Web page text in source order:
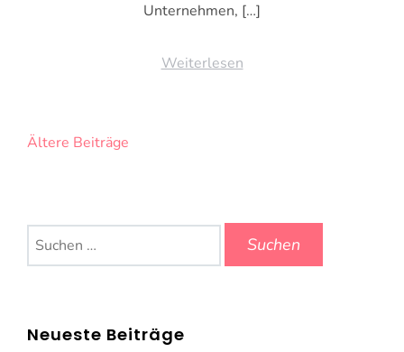
Unternehmen, […]
Weiterlesen
Beitragsnavigation
Ältere Beiträge
Suchen
nach:
Neueste Beiträge